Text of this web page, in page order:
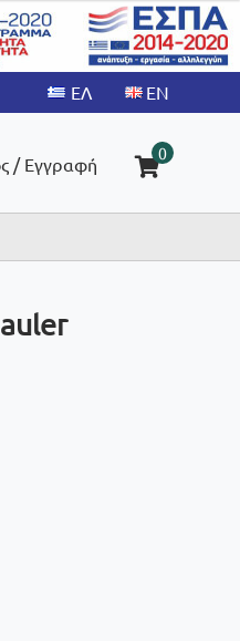
/ Εγγραφή
0